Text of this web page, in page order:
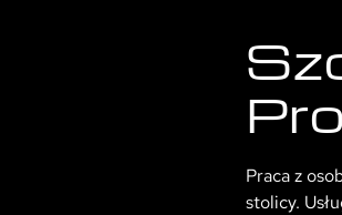
Praca z
stolicy.